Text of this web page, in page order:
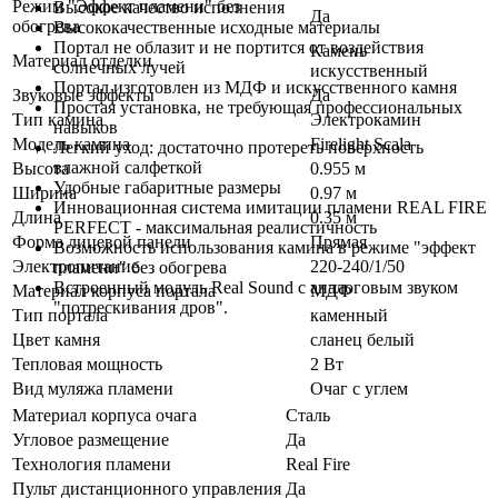
Высокое качество исполнения
Высококачественные исходные материалы
Портал не облазит и не портится от воздействия
солнечных лучей
Портал изготовлен из МДФ и искусственного камня
Простая установка, не требующая профессиональных
навыков
Легкий уход: достаточно протереть поверхность
влажной салфеткой
Удобные габаритные размеры
Инновационная система имитации пламени REAL FIRE
PERFECT - максимальная реалистичность
Возможность использования камина в режиме "эффект
пламени" без обогрева
Встроенный модуль Real Sound с аналоговым звуком
"потрескивания дров".
Режим "Эффект пламени" без
обогрева
Да
Материал отделки
Камень
искусственный
Звуковые эффекты
Да
Тип камина
Электрокамин
Модель камина
Firelight Scala
Высота
0.955 м
Ширина
0.97 м
Длина
0.35 м
Форма лицевой панели
Прямая
Электропитание
220-240/1/50
Материал корпуса портала
МДФ
Тип портала
каменный
Цвет камня
сланец белый
Тепловая мощность
2 Вт
Вид муляжа пламени
Очаг с углем
Материал корпуса очага
Сталь
Угловое размещение
Да
Технология пламени
Real Fire
Пульт дистанционного управления Да